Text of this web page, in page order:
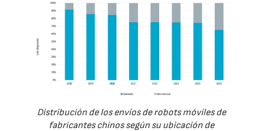
Distribución de los envíos de robots móviles de
fabricantes chinos según su ubicación de